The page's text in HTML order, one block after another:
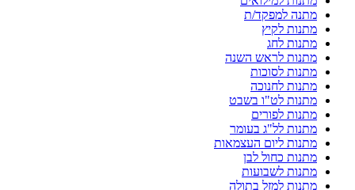
מתנה למפקד/ת
מתנות לקיץ
מתנות לחג
מתנות לראש השנה
מתנות לסוכות
מתנות לחנוכה
מתנות לט"ו בשבט
מתנות לפורים
מתנות לל"ג בעומר
מתנות ליום העצמאות
מתנות כחול לבן
מתנות לשבועות
מתנות למזל בתולה